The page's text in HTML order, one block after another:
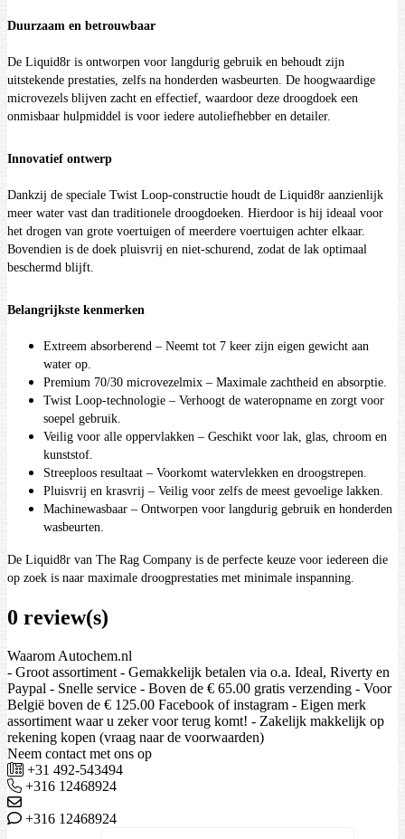
Duurzaam en betrouwbaar
De Liquid8r is ontworpen voor langdurig gebruik en behoudt zijn
uitstekende prestaties, zelfs na honderden wasbeurten. De hoogwaardige
microvezels blijven zacht en effectief, waardoor deze droogdoek een
onmisbaar hulpmiddel is voor iedere autoliefhebber en detailer.
Innovatief ontwerp
Dankzij de speciale Twist Loop-constructie houdt de Liquid8r aanzienlijk
meer water vast dan traditionele droogdoeken. Hierdoor is hij ideaal voor
het drogen van grote voertuigen of meerdere voertuigen achter elkaar.
Bovendien is de doek pluisvrij en niet-schurend, zodat de lak optimaal
beschermd blijft.
Belangrijkste kenmerken
Extreem absorberend – Neemt tot 7 keer zijn eigen gewicht aan
water op.
Premium 70/30 microvezelmix – Maximale zachtheid en absorptie.
Twist Loop-technologie – Verhoogt de wateropname en zorgt voor
soepel gebruik.
Veilig voor alle oppervlakken – Geschikt voor lak, glas, chroom en
kunststof.
Streeploos resultaat – Voorkomt watervlekken en droogstrepen.
Pluisvrij en krasvrij – Veilig voor zelfs de meest gevoelige lakken.
Machinewasbaar – Ontworpen voor langdurig gebruik en honderden
wasbeurten.
De Liquid8r van The Rag Company is de perfecte keuze voor iedereen die
op zoek is naar maximale droogprestaties met minimale inspanning.
0 review(s)
Waarom Autochem.nl
- Groot assortiment - Gemakkelijk betalen via o.a. Ideal, Riverty en
Paypal - Snelle service - Boven de € 65.00 gratis verzending - Voor
België boven de € 125.00 Facebook of instagram - Eigen merk
assortiment waar u zeker voor terug komt! - Zakelijk makkelijk op
rekening kopen (vraag naar de voorwaarden)
Neem contact met ons op
+31 492-543494
+316 12468924
+316 12468924